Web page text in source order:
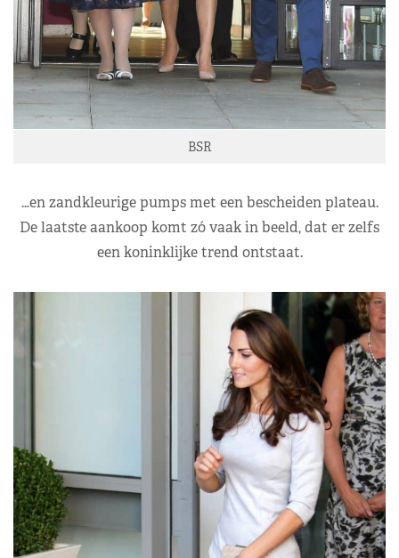
BSR
…en zandkleurige pumps met een bescheiden plateau.
De laatste aankoop komt zó vaak in beeld, dat er zelfs
een koninklijke trend ontstaat.